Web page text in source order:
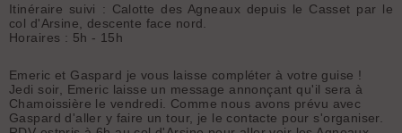
Itinéraire suivi : Calotte des Agneaux depuis le Casset par le
col d'Arsine, descente face nord.
Horaires : 5h - 15h
Emeric et Gaspard je vous laisse compléter à votre guise !
Jedi soir, Emeric laisse un message annonçant qu'il sera à
Chamoissière le vendredi. Comme nous avons prévu avec
Gaspard d'aller y faire un tour, je le contacte pour s'organiser.